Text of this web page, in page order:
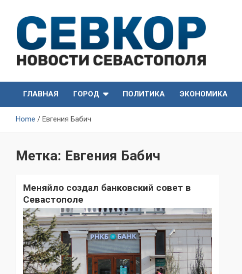
content
СевКор — Новости
Севастополя
Севастополя
ГЛАВНАЯ
ГОРОД ПОЛИТИКА ЭКОНОМИКА
Home Евгения Бабич
Метка: Евгения Бабич
Меняйло создал банковский совет в
Севастополе